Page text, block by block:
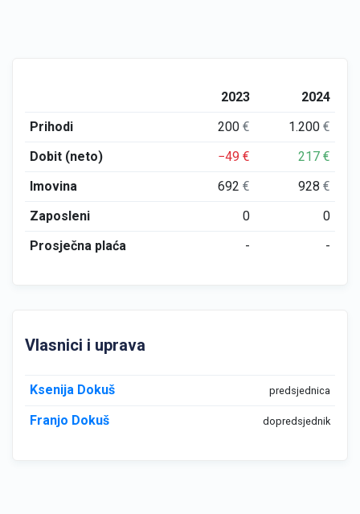
2023
2024
Prihodi
200€ 1.200€
Dobit (neto)
−49€ 217€
Imovina
692€ 928€
Zaposleni
0
0
Prosječna plaća
- -
Vlasnici i uprava
Ksenija Dokuš predsjednica
Franjo Dokuš dopredsjednik